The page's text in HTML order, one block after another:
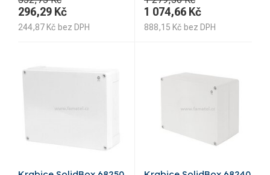
296,29 Kč
244,87 Kč bez DPH
1 074,66 Kč
888,15 Kč bez DPH